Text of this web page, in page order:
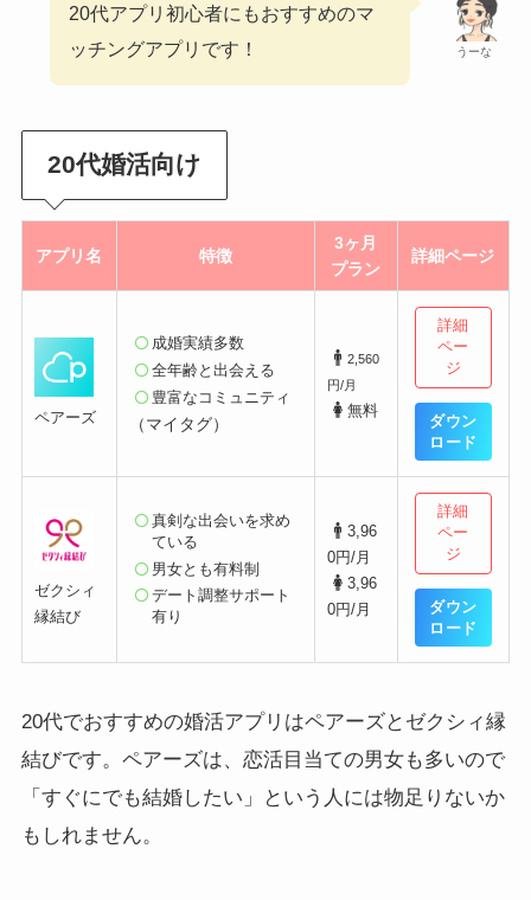
うーな
20代アプリ初心者にもおすすめのマ
ッチングアプリです！
20代婚活向け
アプリ名 特徴
3ヶ月
プラン
詳細ページ
ペアーズ
成婚実績多数
全年齢と出会える
豊富なコミュニティ
（マイタグ）
2,560
円/月
無料
詳細
ペー
ジ
ダウン
ロード
ゼクシィ
縁結び
真剣な出会いを求め
ている
男女とも有料制
デート調整サポート
有り
3,96
0円/月
3,96
0円/月
詳細
ペー
ジ
ダウン
ロード
20代でおすすめの婚活アプリはペアーズとゼクシィ縁
結びです。ペアーズは、恋活目当ての男女も多いので
「すぐにでも結婚したい」という人には物足りないか
もしれません。